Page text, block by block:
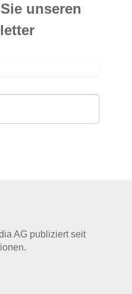
unseren
AG publiziert seit